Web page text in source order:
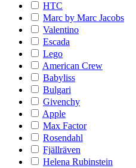
HTC
Marc by Marc Jacobs
Valentino
Escada
Lego
American Crew
Babyliss
Bulgari
Givenchy
Apple
Max Factor
Rosendahl
Fjällräven
Helena Rubinstein